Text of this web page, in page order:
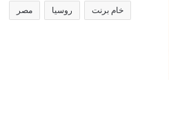
خام برنت روسيا مصر